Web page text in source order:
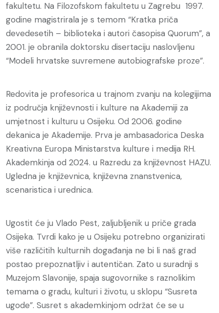
fakultetu. Na Filozofskom fakultetu u Zagrebu 1997.
godine magistrirala je s temom “Kratka priča
devedesetih – biblioteka i autori časopisa Quorum”, a
2001. je obranila doktorsku disertaciju naslovljenu
“Modeli hrvatske suvremene autobiografske proze”.
Redovita je profesorica u trajnom zvanju na kolegijima
iz područja književnosti i kulture na Akademiji za
umjetnost i kulturu u Osijeku. Od 2006. godine
dekanica je Akademije. Prva je ambasadorica Deska
Kreativna Europa Ministarstva kulture i medija RH.
Akademkinja od 2024. u Razredu za književnost HAZU.
Ugledna je književnica, književna znanstvenica,
scenaristica i urednica.
Ugostit će ju Vlado Pest, zaljubljenik u priče grada
Osijeka. Tvrdi kako je u Osijeku potrebno organizirati
više različitih kulturnih događanja ne bi li naš grad
postao prepoznatljiv i autentičan. Zato u suradnji s
Muzejom Slavonije, spaja sugovornike s raznolikim
temama o gradu, kulturi i životu, u sklopu “Susreta
ugode”. Susret s akademkinjom održat će se u